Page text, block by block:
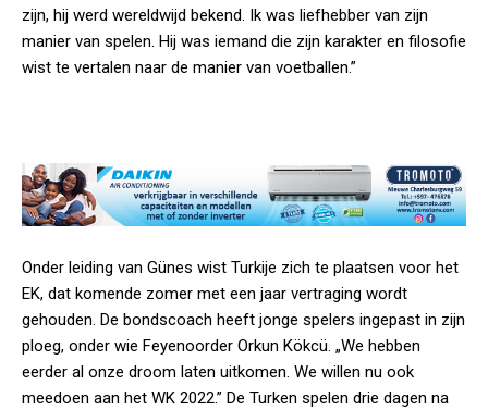
zijn, hij werd wereldwijd bekend. Ik was liefhebber van zijn
manier van spelen. Hij was iemand die zijn karakter en filosofie
wist te vertalen naar de manier van voetballen.”
Onder leiding van Günes wist Turkije zich te plaatsen voor het
EK, dat komende zomer met een jaar vertraging wordt
gehouden. De bondscoach heeft jonge spelers ingepast in zijn
ploeg, onder wie Feyenoorder Orkun Kökcü. „We hebben
eerder al onze droom laten uitkomen. We willen nu ook
meedoen aan het WK 2022.” De Turken spelen drie dagen na